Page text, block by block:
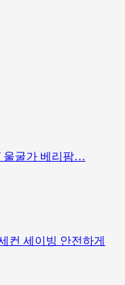
울굴가 베리팜…
컨 세이빙 안전하게